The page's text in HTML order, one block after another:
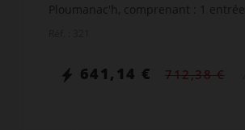
Ploumanac'h, comprenant : 1 entrée
641,14 € 712,38 €